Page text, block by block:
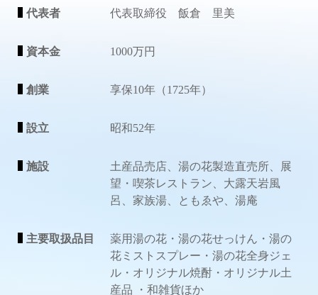
代表者 代表取締役 飯倉 里美
資本金 1000万円
創業 享保10年（1725年）
設立 昭和52年
施設
土産品売店、湯の花製造直売所、展
望・喫茶レストラン、大露天岩風
呂、家族湯、ともゑや、湯庵
主要取扱品目
薬用湯の花・湯の花せっけん・湯の
花ミストスプレー・湯の花全身ジェ
ル・オリジナル焼酎・オリジナル土
産品 ・和雑貨ほか